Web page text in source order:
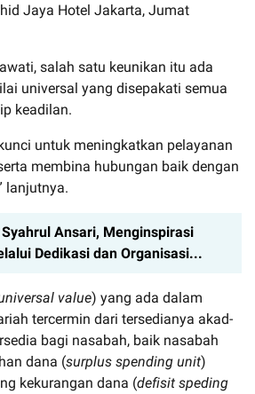
Jaya Hotel Jakarta, Jumat
salah satu keunikan itu ada
universal yang disepakati semua
keadilan.
untuk meningkatkan pelayanan
membina hubungan baik dengan
lanjutnya.
Ansari, Menginspirasi
Dedikasi dan Organisasi...
value) yang ada dalam
tercermin dari tersedianya akad-
bagi nasabah, baik nasabah
dana (surplus spending unit)
kekurangan dana (defisit speding